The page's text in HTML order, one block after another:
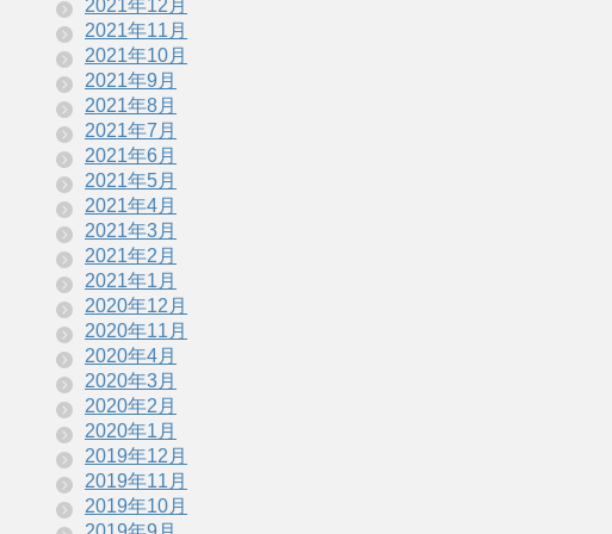
2021年12月
2021年11月
2021年10月
2021年9月
2021年8月
2021年7月
2021年6月
2021年5月
2021年4月
2021年3月
2021年2月
2021年1月
2020年12月
2020年11月
2020年4月
2020年3月
2020年2月
2020年1月
2019年12月
2019年11月
2019年10月